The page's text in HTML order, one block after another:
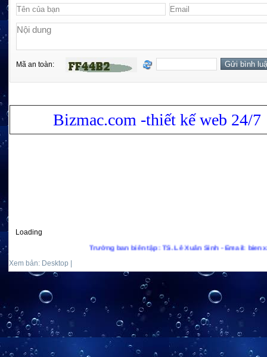
Mã an toàn:
Bizmac.com -thiết kế web 24/7
Loading
Trưởng ban biên tập: TS. Lê Xuân Sinh - Email:
Xem bản: Desktop |